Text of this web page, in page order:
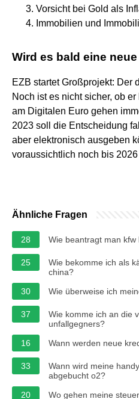
Vorsicht bei Gold als
Immobilien und
Wird es bald eine
EZB startet Großprojekt: Der
Noch ist es nicht sicher, ob
am Digitalen Euro gehen
2023 soll die Entscheidung
aber elektronisch ausgeben
voraussichtlich noch bis
Ähnliche Fragen
28 Wie beantragt man
25
Wie bekomme ich als
china?
30
Wie überweise ich
37
Wie komme ich an die
unfallgegners?
16
Wann werden neue
33
Wann wird meine
abgebucht o2?
20
Wo gehen meine